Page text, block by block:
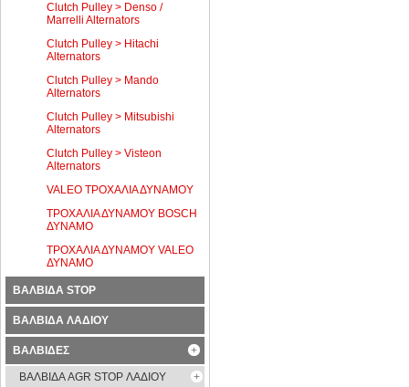
Clutch Pulley > Denso /
Marrelli Alternators
Clutch Pulley > Hitachi
Alternators
Clutch Pulley > Mando
Alternators
Clutch Pulley > Mitsubishi
Alternators
Clutch Pulley > Visteon
Alternators
VALEO ΤΡΟΧΑΛΙΑ ΔΥΝΑΜΟΥ
ΤΡΟΧΑΛΙΑ ΔΥΝΑΜΟΥ BOSCH
ΔΥΝΑΜΟ
ΤΡΟΧΑΛΙΑ ΔΥΝΑΜΟΥ VALEO
ΔΥΝΑΜΟ
ΒΑΛΒΙΔΑ STOP
ΒΑΛΒΙΔΑ ΛΑΔΙΟΥ
ΒΑΛΒΙΔΕΣ
ΒΑΛΒΙΔΑ AGR STOP ΛΑΔΙΟΥ